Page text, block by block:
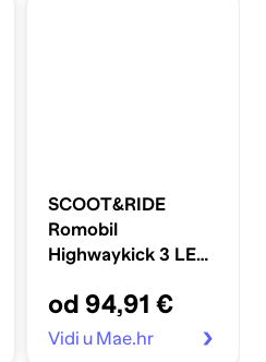
SCOOT&RIDE
Romobil
Highwaykick 3 LED,
od 94,91 €
Vidi u Mae.hr